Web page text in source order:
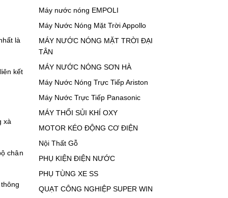
là
kết
xà
chân
Máy nước nóng EMPOLI
Máy Nước Nóng Mặt Trời Appollo
MÁY NƯỚC NÓNG MẶT TRỜI ĐẠI
TÂN
MÁY NƯỚC NÓNG SƠN HÀ
Máy Nước Nóng Trực Tiếp Ariston
Máy Nước Trực Tiếp Panasonic
MÁY THỔI SỦI KHÍ OXY
MOTOR KÉO ĐỘNG CƠ ĐIỆN
Nội Thất Gỗ
PHỤ KIỆN ĐIỆN NƯỚC
PHỤ TÙNG XE SS
QUẠT CÔNG NGHIỆP SUPER WIN